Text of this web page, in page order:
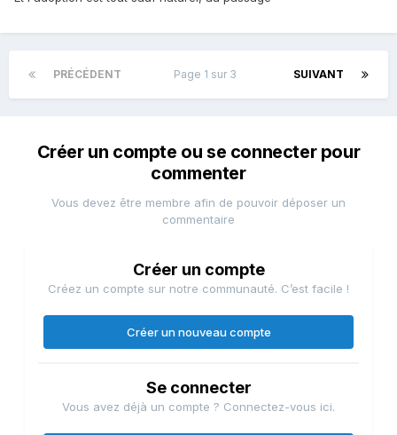
PRÉCÉDENT SUIVANT
Page 1 sur 3
Créer un compte ou se connecter pour
commenter
Vous devez être membre afin de pouvoir déposer un
commentaire
Créer un compte
Créez un compte sur notre communauté. C’est facile !
Créer un nouveau compte
Se connecter
Vous avez déjà un compte ? Connectez-vous ici.